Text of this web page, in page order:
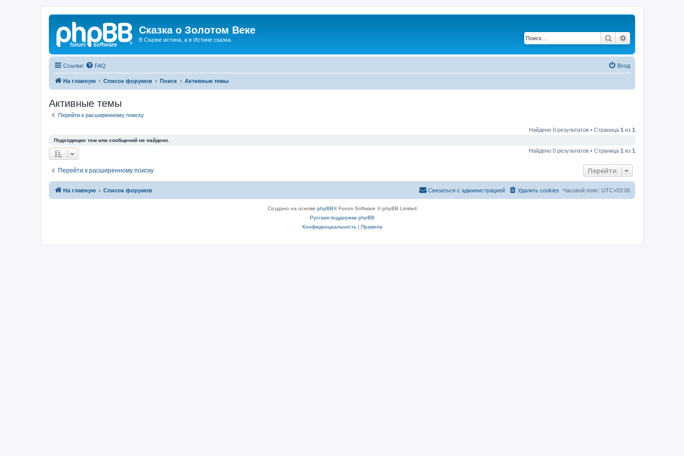
Сказка о Золотом Веке
В Сказке истина, а в Истине сказка. Поиск
Ссылки FAQ Вход
На главную Список форумов Поиск Активные темы
Активные темы
Перейти к расширенному поиску
Найдено 0 результатов • Страница 1 из 1
Подходящих тем или сообщений не найдено.
Найдено 0 результатов • Страница 1 из 1
Перейти к расширенному поиску Перейти
На главную Список форумов Часовой пояс: UTC+03:00
Удалить cookies
Связаться с администрацией
Создано на основе phpBB® Forum Software © phpBB Limited
Русская поддержка phpBB
Конфиденциальность| Правила